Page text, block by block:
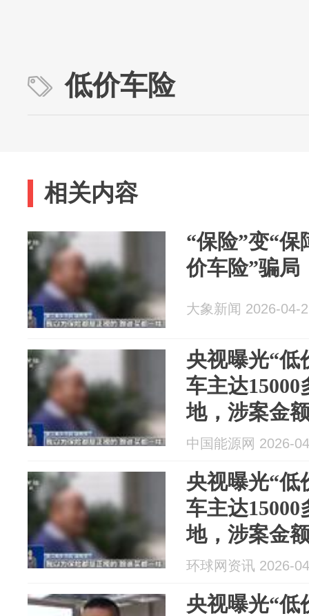
低价车险
相关内容
“保险”变“保
价车险”骗局
大象新闻 2026-04-
央视曝光“低
车主达
地，涉案金
150余名犯罪
中国能源网 2026-
央视曝光“低
车主达
地，涉案金
150余名犯罪
环球网资讯 2026-
央视曝光“低